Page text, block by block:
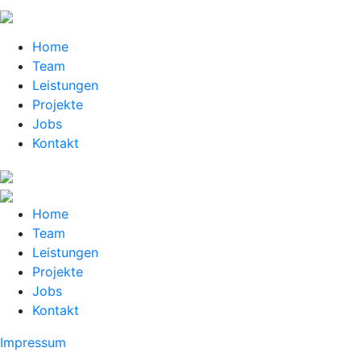
Home
Team
Leistungen
Projekte
Jobs
Kontakt
Home
Team
Leistungen
Projekte
Jobs
Kontakt
Impressum